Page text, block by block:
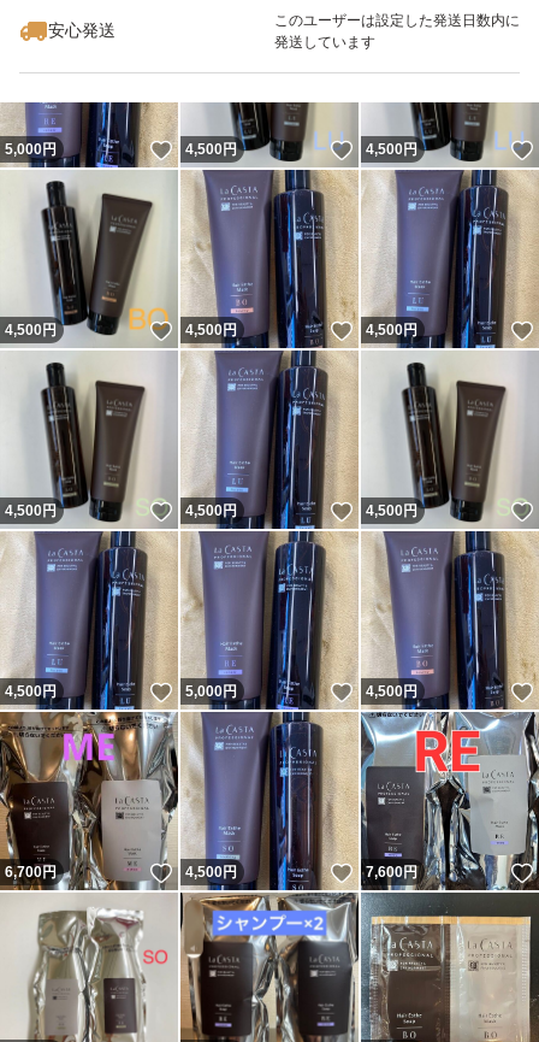
安心発送
このユーザーは設定した発送日数内に
発送しています
5,000円 いいね！
4,500円 いいね！
4,500円
4,500円 いいね！
4,500円 いいね！
4,500円
4,500円 いいね！
4,500円 いいね！
4,500円
4,500円 いいね！
5,000円 いいね！
4,500円
6,700円 いいね！
4,500円 いいね！
7,600円